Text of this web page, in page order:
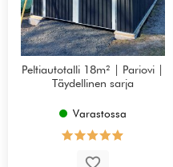
Peltiautotalli 18m² | Pariovi |
Täydellinen sarja
Varastossa